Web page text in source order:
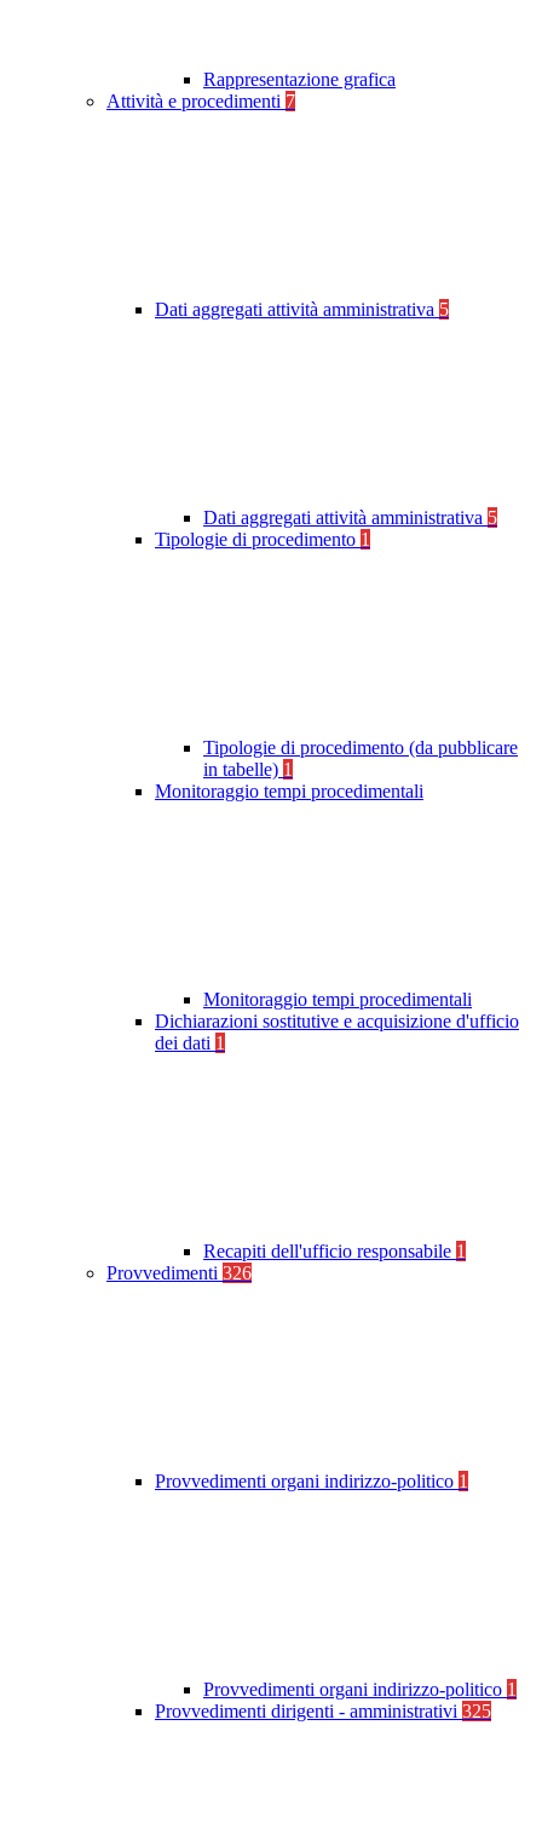
Rappresentazione grafica
Attività e procedimenti 7
Dati aggregati attività amministrativa 5
Dati aggregati attività amministrativa 5
Tipologie di procedimento 1
Tipologie di procedimento (da pubblicare
in tabelle) 1
Monitoraggio tempi procedimentali
Monitoraggio tempi procedimentali
Dichiarazioni sostitutive e acquisizione d'ufficio
dei dati 1
Recapiti dell'ufficio responsabile 1
Provvedimenti 326
Provvedimenti organi indirizzo-politico 1
Provvedimenti organi indirizzo-politico 1
Provvedimenti dirigenti - amministrativi 325